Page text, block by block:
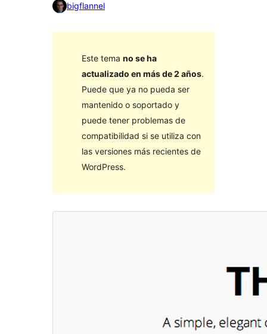
bigflannel
Este tema no se ha
actualizado en más de 2 años.
Puede que ya no pueda ser
mantenido o soportado y
puede tener problemas de
compatibilidad si se utiliza con
las versiones más recientes de
WordPress.